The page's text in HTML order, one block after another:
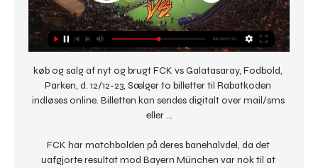
køb og salg af nyt og brugt FCK vs Galatasaray, Fodbold,
Parken, d. 12/12-23, Sælger to billetter til Rabatkoden
indløses online. Billetten kan sendes digitalt over mail/sms
eller ...
FCK har matchbolden på deres banehalvdel, da det
uafgjorte resultat mod Bayern München var nok til at